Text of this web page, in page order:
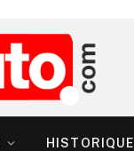
HISTORIQUE